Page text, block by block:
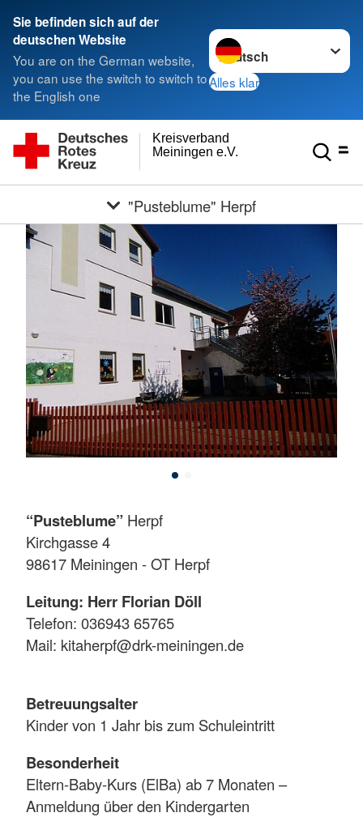
Sie befinden sich auf der
deutschen Website
You are on the German website,
you can use the switch to switch to
the English one
Sprache wechseln zu
Alles klar
Meiningen e.V.
Kreisverband
"Pusteblume" Herpf
“Pusteblume” Herpf
Kirchgasse 4
98617 Meiningen - OT Herpf
Leitung: Herr Florian Döll
Telefon: 036943 65765
Mail: kitaherpf@drk-meiningen.de
Betreuungsalter
Kinder von 1 Jahr bis zum Schuleintritt
Besonderheit
Eltern-Baby-Kurs (ElBa) ab 7 Monaten –
Anmeldung über den Kindergarten